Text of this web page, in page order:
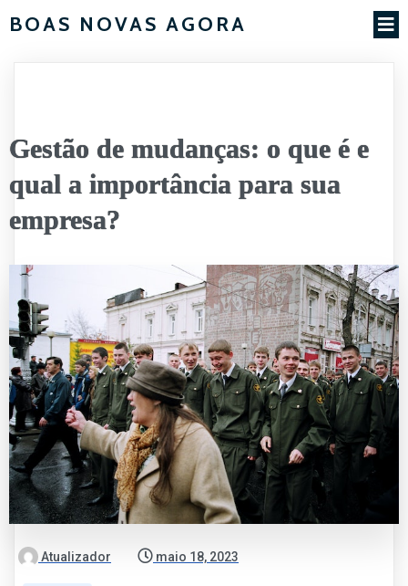
BOAS NOVAS AGORA
Gestão de mudanças: o que é e
qual a importância para sua
empresa?
Atualizador maio 18, 2023